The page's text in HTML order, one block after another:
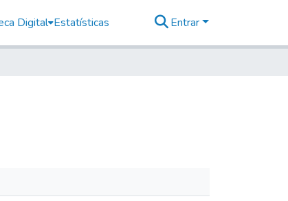
Digital Estatísticas Entrar